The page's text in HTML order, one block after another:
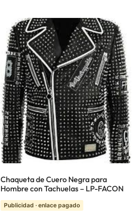
Chaqueta de Cuero Negra para
Hombre con Tachuelas – LP-FACON
Publicidad · enlace pagado